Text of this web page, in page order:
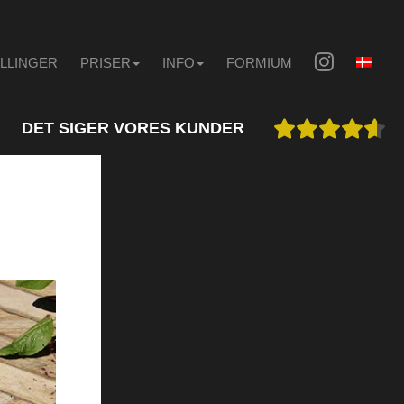
PRISER INFO FORMIUM
DET SIGER VORES KUNDER